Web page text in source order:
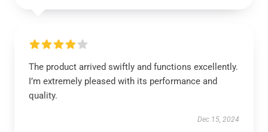
The product arrived swiftly and functions excellently.
I’m extremely pleased with its performance and
quality.
Dec 15, 2024